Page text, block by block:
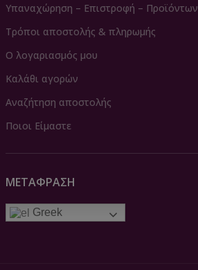
Υπαναχώρηση – Επιστροφή – Προϊόντων
Τρόποι αποστολής & πληρωμής
Ο λογαριασμός μου
Καλάθι αγορών
Αναζήτηση αποστολής
Ποιοι Είμαστε
ΜΕΤΆΦΡΑΣΗ
Greek